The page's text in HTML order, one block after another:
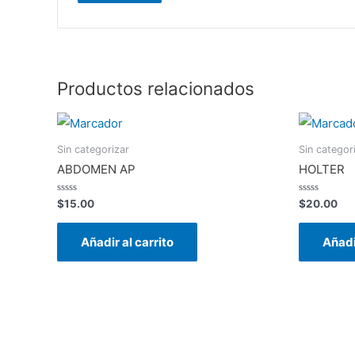
Productos relacionados
Sin categorizar
ABDOMEN AP
Valorado
en
0
$15.00
Añadir al carrito
Sin
HOLTER
Valorado
en
0
$20.00